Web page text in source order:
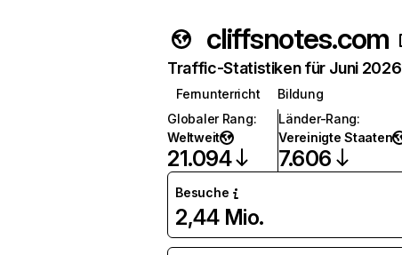
cliffsnotes.com
Traffic-Statistiken für Juni 2026
Fernunterricht
Bildung
Globaler Rang:
Weltweit
21.094
Länder-Rang:
Vereinigte Staaten
7.606
Besuche
2,44 Mio.